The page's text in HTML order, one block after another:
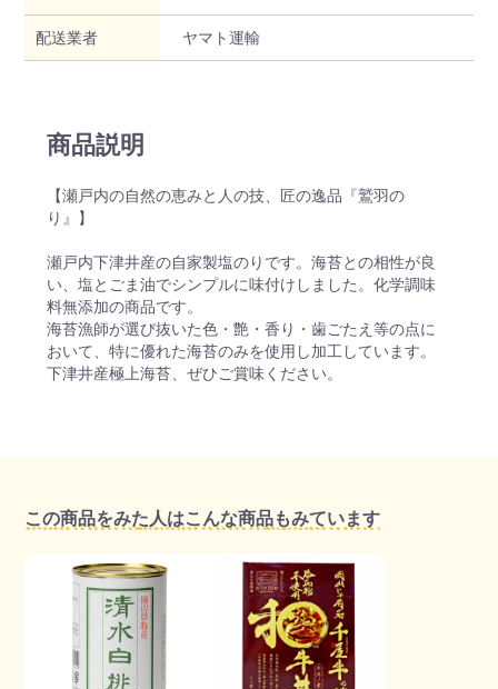
配送業者 ヤマト運輸
商品説明
【瀬戸内の自然の恵みと人の技、匠の逸品『鷲羽の
り』】
瀬戸内下津井産の自家製塩のりです。海苔との相性が良
い、塩とごま油でシンプルに味付けしました。化学調味
料無添加の商品です。
海苔漁師が選び抜いた色・艶・香り・歯ごたえ等の点に
おいて、特に優れた海苔のみを使用し加工しています。
下津井産極上海苔、ぜひご賞味ください。
この商品をみた人はこんな商品もみています